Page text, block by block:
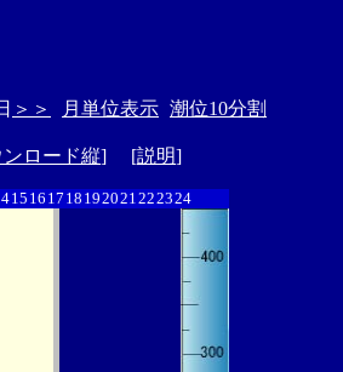
＞＞ 月単位表示 潮位10分割
ロード縦] [説明]
15 16 17 18 192021222324